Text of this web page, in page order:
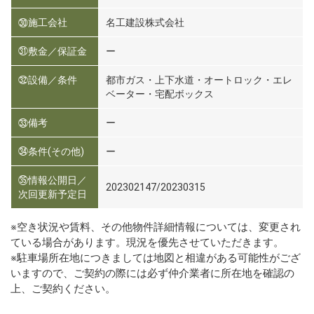
㉚施工会社 名工建設株式会社
㉛敷金／保証金 ー
㉜設備／条件
都市ガス・上下水道・オートロック・エレ
ベーター・宅配ボックス
㉝備考 ー
㉞条件(その他) ー
㉟情報公開日／
次回更新予定日
202302147/20230315
※空き状況や賃料、その他物件詳細情報については、変更され
ている場合があります。現況を優先させていただきます。
※駐車場所在地につきましては地図と相違がある可能性がござ
いますので、ご契約の際には必ず仲介業者に所在地を確認の
上、ご契約ください。